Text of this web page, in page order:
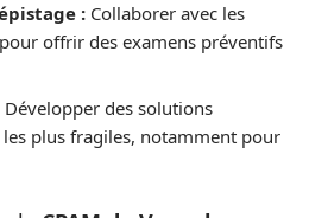
: Collaborer avec les
offrir des examens préventifs
Développer des solutions
plus fragiles, notamment pour